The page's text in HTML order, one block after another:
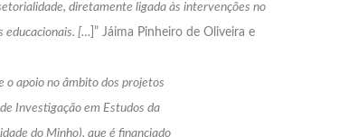
diretamente ligada às intervenções no
educacionais. [… ]” Jáima Pinheiro de Oliveira e
o apoio no âmbito dos projetos
Investigação em Estudos da
do Minho), que é financiado